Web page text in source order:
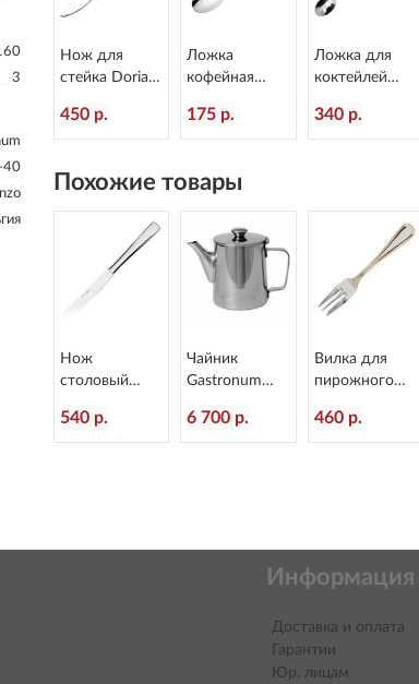
3
40
Нож для
стейка Doria
Eternum 8004-
45
450 р.
Ложка
кофейная
L=118/30 мм
Eternum 2080-
175 р.
Ложка для
коктейлей
L=201/37 мм
Eternum 2080-
340 р.
Похожие товары
Нож
столовый
L=236/120 мм
Eternum 3010-
540 р.
Чайник
Gastronum
Eternum 9-231
6 700 р.
Вилка для
пирожного
L=145/50 мм
Eternum 1673-
460 р.
Информация
Доставка и оплата
Гарантии
Юр. лицам